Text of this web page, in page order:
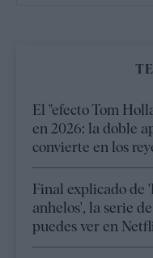
El "efecto Tom
en 2026: la doble
convierte en los
Final explicado de
anhelos', la serie
puedes ver en